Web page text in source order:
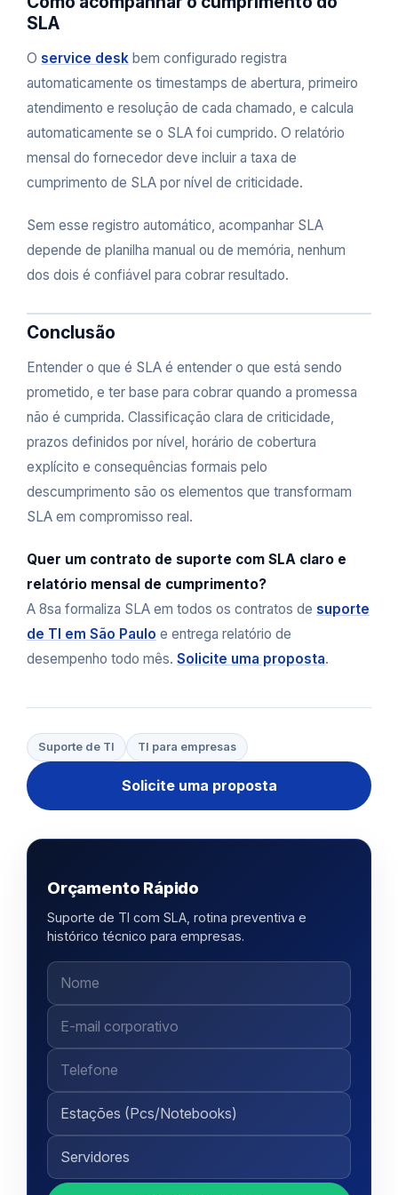
SLA
O service desk bem configurado registra
automaticamente os timestamps de abertura, primeiro
atendimento e resolução de cada chamado, e calcula
automaticamente se o SLA foi cumprido. O relatório
mensal do fornecedor deve incluir a taxa de
cumprimento de SLA por nível de criticidade.
Sem esse registro automático, acompanhar SLA
depende de planilha manual ou de memória, nenhum
dos dois é confiável para cobrar resultado.
Conclusão
Entender o que é SLA é entender o que está sendo
prometido, e ter base para cobrar quando a promessa
não é cumprida. Classificação clara de criticidade,
prazos definidos por nível, horário de cobertura
explícito e consequências formais pelo
descumprimento são os elementos que transformam
SLA em compromisso real.
Quer um contrato de suporte com SLA claro e
relatório mensal de cumprimento?
A 8sa formaliza SLA em todos os contratos de suporte
de TI em São Paulo e entrega relatório de
desempenho todo mês. Solicite uma proposta.
Suporte de TI TI para empresas
Solicite uma proposta
Orçamento Rápido
Suporte de TI com SLA, rotina preventiva e
histórico técnico para empresas.